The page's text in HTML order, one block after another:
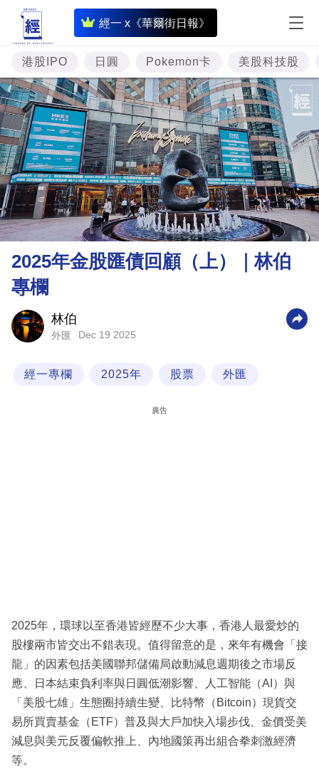
經一 x《華爾街日報》
即
時
財
經
專
題
投
資
樓
市
理
財
科
區
港股IPO 日圓 Pokemon卡 美股科技股
2025年金股匯債回顧（上）｜林伯
專欄
林伯
外匯 Dec 19 2025
經一專欄 2025年 股票 外匯
廣告
2025年，環球以至香港皆經歷不少大事，香港人最愛炒的
股樓兩市皆交出不錯表現。值得留意的是，來年有機會「接
龍」的因素包括美國聯邦儲備局啟動減息週期後之市場反
應、日本結束負利率與日圓低潮影響、人工智能（AI）與
「美股七雄」生態圈持續生變、比特幣（Bitcoin）現貨交
易所買賣基金（ETF）普及與大戶加快入場步伐、金價受美
減息與美元反覆偏軟推上、內地國策再出組合拳刺激經濟
等。